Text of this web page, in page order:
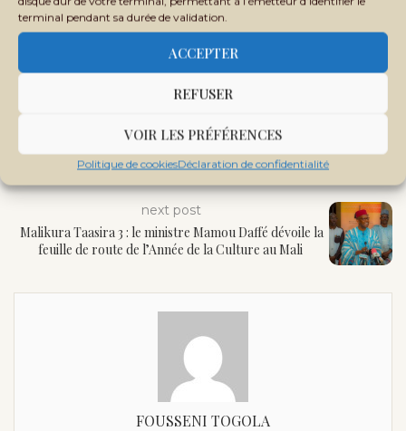
terminal pendant sa durée de validation.
ACCEPTER
REFUSER
VOIR LES PRÉFÉRENCES
Politique de cookiesDéclaration de confidentialité
previous post
États généraux sur la situation de la femme, de l’enfant et de la
next post
Malikura Taasira 3 : le ministre Mamou Daffé dévoile la
feuille de route de l’Année de la Culture au Mali
FOUSSENI TOGOLA